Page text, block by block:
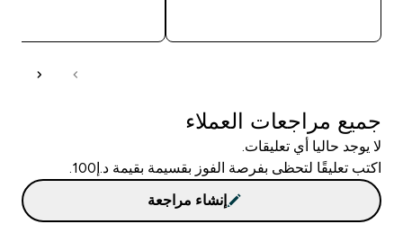
جميع مراجعات العملاء
لا يوجد حاليا أي تعليقات.
اكتب تعليقًا لتحظى بفرصة الفوز بقسيمة بقيمة د.إ100.
إنشاء مراجعة